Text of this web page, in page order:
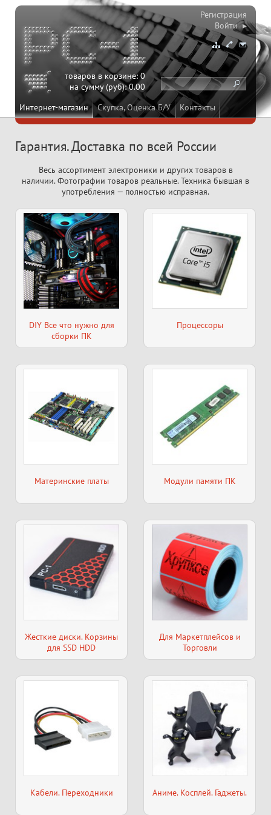
Интернет-магазин Скупка, Оценка Б/У Контакты
товаров в корзине:0
на сумму (руб):0.00
Регистрация
Войти ▸
Гарантия. Доставка по всей России
Весь ассортимент электроники и других товаров в
наличии. Фотографии товаров реальные. Техника бывшая в
употребления — полностью исправная.
DIY Все что нужно для
сборки ПК
Процессоры
Материнские платы Модули памяти ПК
Жесткие диски. Корзины
для SSD HDD
Для Маркетплейсов и
Торговли
Кабели. Переходники Аниме. Косплей. Гаджеты.